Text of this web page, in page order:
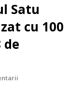
Satu
cu 100
de